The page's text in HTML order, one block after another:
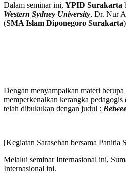
Dalam seminar ini, YPID Surakarta
Western Sydney University, Dr. Nur
(SMA Islam Diponegoro Surakarta
Dengan menyampaikan materi
memperkenalkan kerangka
telah dibukukan dengan judul :
[Kegiatan Sarasehan bersama Panitia
Melalui seminar Internasional ini,
Internasional ini.